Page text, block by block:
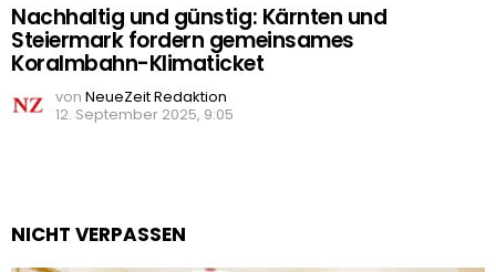
Nachhaltig und günstig: Kärnten und
Steiermark fordern gemeinsames
Koralmbahn-Klimaticket
von NeueZeit Redaktion
12. September 2025, 9:05
NICHT VERPASSEN